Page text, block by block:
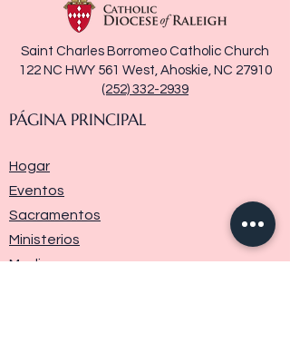
Saint Charles Borromeo Catholic Church
122 NC HWY 561 West, Ahoskie, NC 27910
(252) 332-2939
PÁGINA PRINCIPAL
Hogar
Eventos
Sacramentos
Ministerios
Media